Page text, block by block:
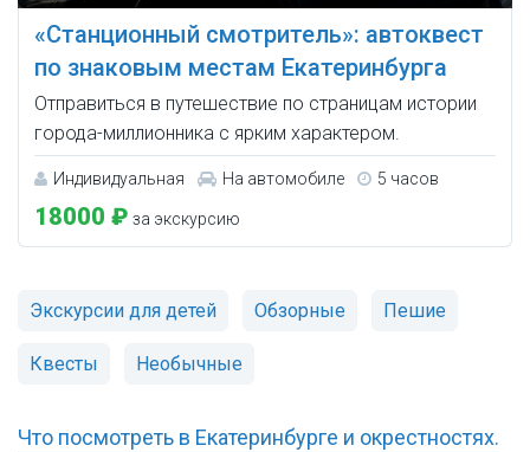
«Станционный смотритель»: автоквест
по знаковым местам Екатеринбурга
Отправиться в путешествие по страницам истории
города-миллионника с ярким характером.
Индивидуальная На автомобиле 5 часов
18000 ₽ за экскурсию
Экскурсии для детей Обзорные Пешие
Квесты Необычные
Что посмотреть в Екатеринбурге и окрестностях.